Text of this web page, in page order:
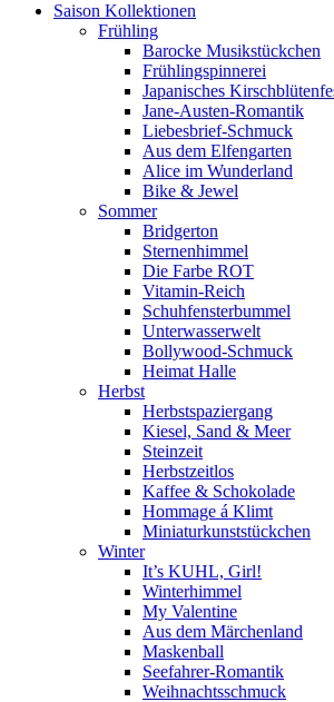
Saison Kollektionen
Frühling
Barocke Musikstückchen
Frühlingspinnerei
Japanisches
Jane-Austen-Romantik
Liebesbrief-Schmuck
Aus dem Elfengarten
Alice im Wunderland
Bike & Jewel
Sommer
Bridgerton
Sternenhimmel
Die Farbe ROT
Vitamin-Reich
Schuhfensterbummel
Unterwasserwelt
Bollywood-Schmuck
Heimat Halle
Herbst
Herbstspaziergang
Kiesel, Sand & Meer
Steinzeit
Herbstzeitlos
Kaffee & Schokolade
Hommage á Klimt
Miniaturkunststückchen
Winter
It’s KUHL, Girl!
Winterhimmel
My Valentine
Aus dem Märchenland
Maskenball
Seefahrer-Romantik
Weihnachtsschmuck